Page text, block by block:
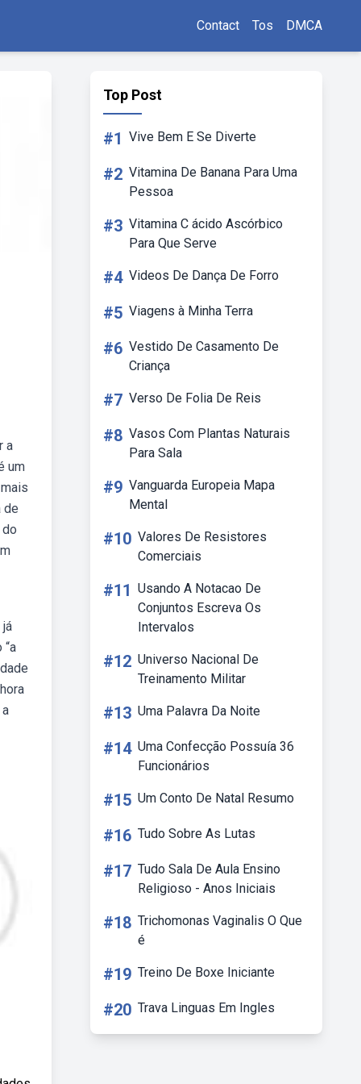
Contact Tos DMCA
a
um
de
Top Post
#1 Vive Bem E Se Diverte
#2 Vitamina De Banana Para Uma
Pessoa
#3 Vitamina C ácido Ascórbico
Para Que Serve
#4 Videos De Dança De Forro
#5 Viagens à Minha Terra
#6 Vestido De Casamento De
Criança
#7 Verso De Folia De Reis
#8 Vasos Com Plantas Naturais
Para Sala
#9 Vanguarda Europeia Mapa
Mental
#10 Valores De Resistores
Comerciais
#11 Usando A Notacao De
Conjuntos Escreva Os
Intervalos
#12 Universo Nacional De
Treinamento Militar
#13 Uma Palavra Da Noite
#14 Uma Confecção Possuía 36
Funcionários
#15 Um Conto De Natal Resumo
#16 Tudo Sobre As Lutas
#17 Tudo Sala De Aula Ensino
Religioso - Anos Iniciais
#18 Trichomonas Vaginalis O Que
é
#19 Treino De Boxe Iniciante
#20 Trava Linguas Em Ingles